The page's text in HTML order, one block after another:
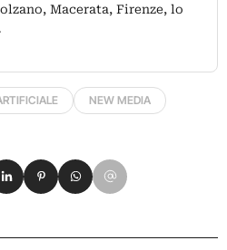
Macerata, Firenze, lo
NEW MEDIA
Facebook
su Xsu LinkedIn
Condividi su Pinterest
Condividi su WhatsApp
Condividi su Email